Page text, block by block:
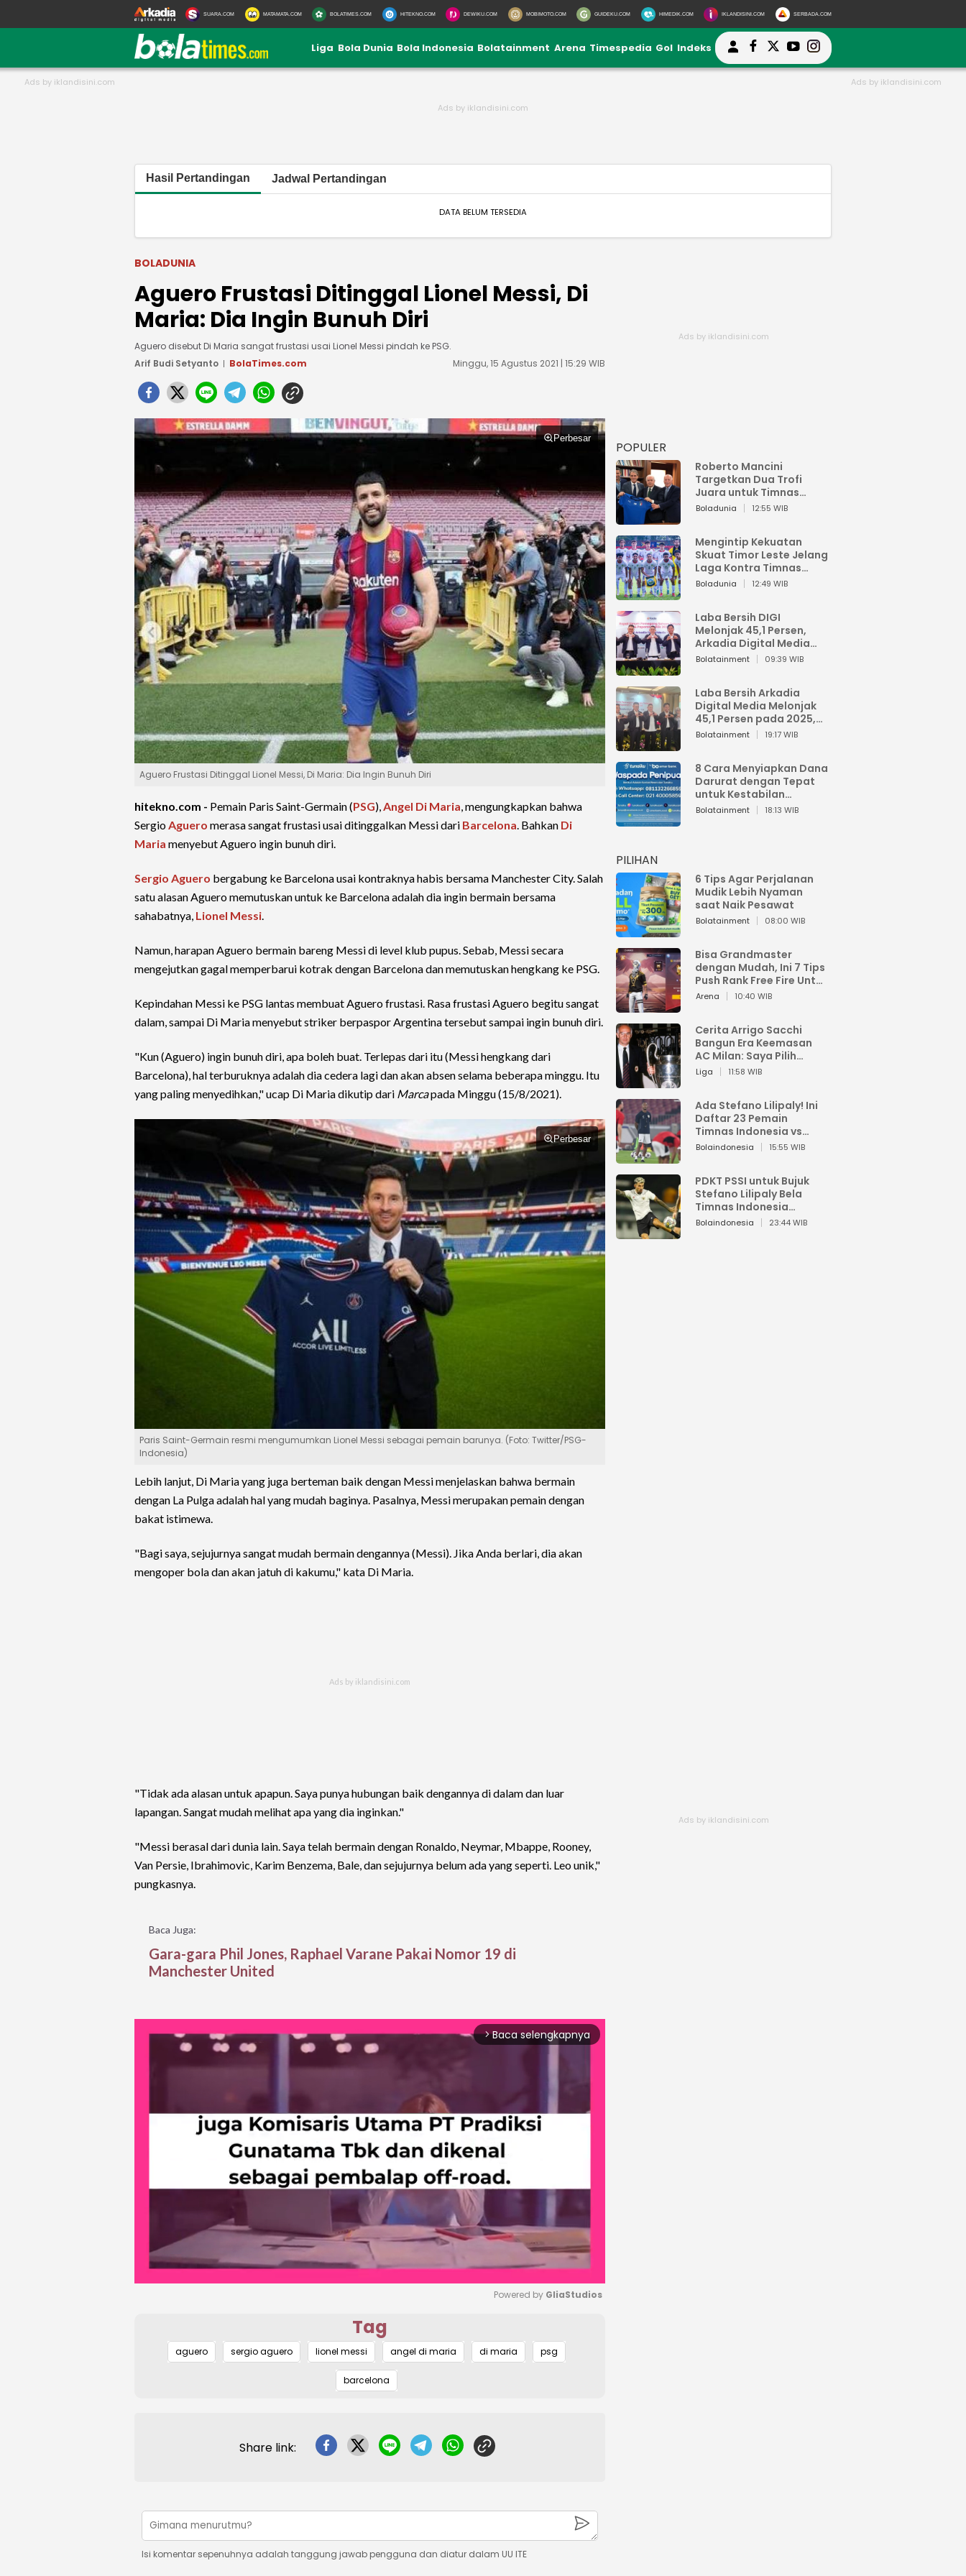
SUARA.COM MATAMATA.COM BOLATIMES.COM HITEKNO.COM DEWIKU.COM MOBIMOTO.COM GUIDEKU.COM HIMEDIK.COM IKLANDISINI.COM SERBADA.COM
Liga Bola Dunia Bola Indonesia Bolatainment Arena Timespedia Gol Indeks
Hasil Pertandingan Jadwal Pertandingan
DATA BELUM TERSEDIA
BOLADUNIA
Aguero Frustasi Ditinggal Lionel Messi, Di
Maria: Dia Ingin Bunuh Diri
Aguero disebut Di Maria sangat frustasi usai Lionel Messi pindah ke PSG.
Arif Budi Setyanto
BolaTimes.com Minggu, 15 Agustus 2021 | 15:29 WIB
Perbesar
Aguero Frustasi Ditinggal Lionel Messi, Di Maria: Dia Ingin Bunuh Diri
hitekno.com - Pemain Paris Saint-Germain (PSG),Angel Di Maria, mengungkapkan bahwa
SergioAguero merasa sangat frustasi usai ditinggalkan Messi dari Barcelona. Bahkan Di
Maria menyebut Aguero ingin bunuh diri.
Sergio Aguero bergabung ke Barcelona usai kontraknya habis bersama Manchester City. Salah
satu alasan Aguero memutuskan untuk ke Barcelona adalah dia ingin bermain bersama
sahabatnya, Lionel Messi.
Namun, harapan Aguero bermain bareng Messi di level klub pupus. Sebab, Messi secara
mengejutkan gagal memperbarui kotrak dengan Barcelona dan memutuskan hengkang ke PSG.
Kepindahan Messi ke PSG lantas membuat Aguero frustasi. Rasa frustasi Aguero begitu sangat
dalam, sampai Di Maria menyebut striker berpaspor Argentina tersebut sampai ingin bunuh diri.
"Kun (Aguero) ingin bunuh diri, apa boleh buat. Terlepas dari itu (Messi hengkang dari
Barcelona), hal terburuknya adalah dia cedera lagi dan akan absen selama beberapa minggu. Itu
yang paling menyedihkan," ucap Di Maria dikutip dari Marcapada Minggu (15/8/2021).
Perbesar
Paris Saint-Germain resmi mengumumkan Lionel Messi sebagai pemain barunya. (Foto: Twitter/PSG-
Indonesia)
Lebih lanjut, Di Maria yang juga berteman baik dengan Messi menjelaskan bahwa bermain
dengan La Pulga adalah hal yang mudah baginya. Pasalnya, Messi merupakan pemain dengan
bakat istimewa.
"Bagi saya, sejujurnya sangat mudah bermain dengannya (Messi). Jika Anda berlari, dia akan
mengoper bola dan akan jatuh di kakumu," kata Di Maria.
"Tidak ada alasan untuk apapun. Saya punya hubungan baik dengannya di dalam dan luar
lapangan. Sangat mudah melihat apa yang dia inginkan."
"Messi berasal dari dunia lain. Saya telah bermain dengan Ronaldo, Neymar, Mbappe, Rooney,
Van Persie, Ibrahimovic, Karim Benzema, Bale, dan sejujurnya belum ada yang seperti. Leo unik,"
pungkasnya.
Baca Juga:
Gara-gara Phil Jones, Raphael Varane Pakai Nomor 19 di
Manchester United
arrow_forward_ios Baca selengkapnya
Powered by GliaStudios
Tag
aguero sergio aguero lionel messi angel di maria di maria psg
barcelona
Share link:
Isi komentar sepenuhnya adalah tanggung jawab pengguna dan diatur dalam UU ITE
POPULER
Roberto Mancini
Targetkan Dua Trofi
Juara untuk Timnas
Italia
Boladunia 12:55 WIB
Mengintip Kekuatan
Skuat Timor Leste Jelang
Laga Kontra Timnas
Indonesia di Piala AFF
Boladunia 12:49 WIB
Laba Bersih DIGI
Melonjak 45,1 Persen,
Arkadia Digital Media
Perkuat Bisnis AI dan
Bolatainment 09:39 WIB
Laba Bersih Arkadia
Digital Media Melonjak
45,1 Persen pada 2025,
Sentuh Rp1,76 Miliar
Bolatainment 19:17 WIB
8 Cara Menyiapkan Dana
Darurat dengan Tepat
untuk Kestabilan
Keuangan
Bolatainment 18:13 WIB
PILIHAN
6 Tips Agar Perjalanan
Mudik Lebih Nyaman
saat Naik Pesawat
Bolatainment 08:00 WIB
Bisa Grandmaster
dengan Mudah, Ini 7 Tips
Push Rank Free Fire Untuk
Pemula
Arena 10:40 WIB
Cerita Arrigo Sacchi
Bangun Era Keemasan
AC Milan: Saya Pilih
Pemain dari Isi Otaknya
Liga 11:58 WIB
Ada Stefano Lilipaly! Ini
Daftar 23 Pemain
Timnas Indonesia vs
China
Bolaindonesia 15:55 WIB
PDKT PSSI untuk Bujuk
Stefano Lilipaly Bela
Timnas Indonesia
Berakhir Berantakan
Bolaindonesia 23:44 WIB